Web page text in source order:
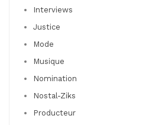
Interviews
Justice
Mode
Musique
Nomination
Nostal-Ziks
Producteur